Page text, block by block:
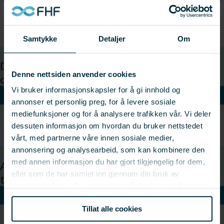
Samtykke Detaljer Om
Denne nettsiden anvender cookies
Vi bruker informasjonskapsler for å gi innhold og
annonser et personlig preg, for å levere sosiale
mediefunksjoner og for å analysere trafikken vår. Vi deler
dessuten informasjon om hvordan du bruker nettstedet
vårt, med partnerne våre innen sosiale medier,
annonsering og analysearbeid, som kan kombinere den
med annen informasjon du har gjort tilgjengelig for dem,
eller som de har samlet inn gjennom din bruk av
informasjonskapsler ved å bruke nettstedet vårt.
Tillat alle cookies
Industri, konvensjonell
Dokumentasjon og kunnskap om muggsopp
og lukt i ulike faser av tørrfiskproduksjon
VIS
Ny kunnskap om muggsopp på tørrfisk samt forslag til
tiltak for å unngå vekst av muggsopp
Alternative anvendelser av avskjær fra
tørrfiskproduksjon (UTHENGT)
VIS
Det er dokumentert potensiale for å øke utnyttelse og